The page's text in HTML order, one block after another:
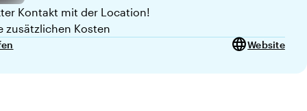
Kontakt mit der Location!
zusätzlichen Kosten
languageWebsite